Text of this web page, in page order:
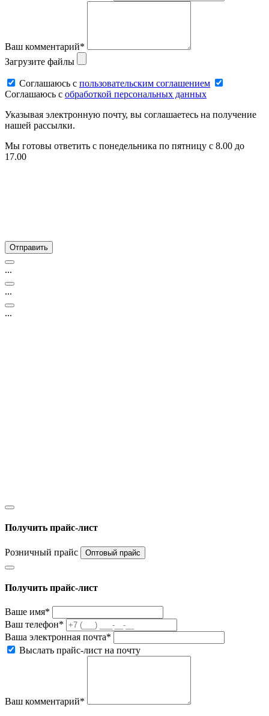
Ваш комментарий*
Загрузите файлы
Соглашаюсь c пользовательским соглашением
Соглашаюсь c обработкой персональных данных
Указывая электронную почту, вы соглашаетесь на получение
нашей рассылки.
Мы готовы ответить с понедельника по пятницу с 8.00 до
17.00
...
...
...
Получить прайс-лист
Розничный прайс Оптовый прайс
Получить прайс-лист
Ваше имя*
Ваш телефон*
Ваша электронная почта*
Выслать прайс-лист на почту
Ваш комментарий*